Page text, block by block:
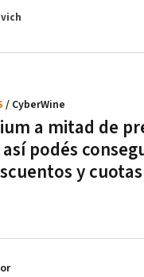
a mitad de
así podés
y
/ CyberWine